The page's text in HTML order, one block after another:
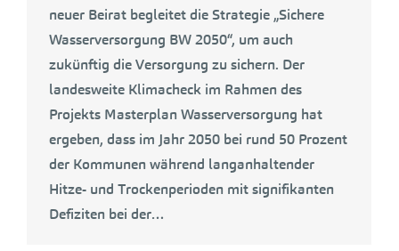
neuer Beirat begleitet die Strategie „Sichere
Wasserversorgung BW 2050“, um auch
zukünftig die Versorgung zu sichern. Der
landesweite Klimacheck im Rahmen des
Projekts Masterplan Wasserversorgung hat
ergeben, dass im Jahr 2050 bei rund 50 Prozent
der Kommunen während langanhaltender
Hitze- und Trockenperioden mit signifikanten
Defiziten bei der…